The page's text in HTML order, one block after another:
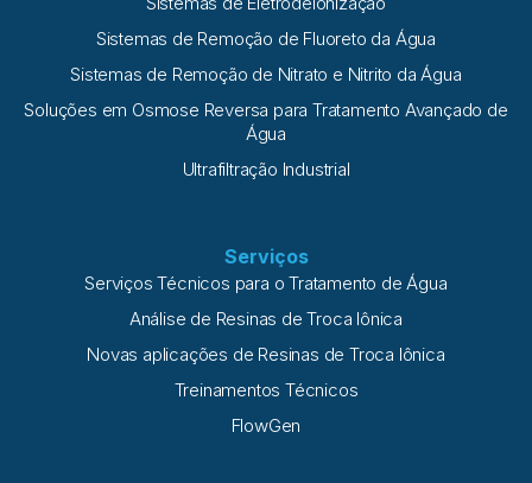
Sistemas de Remoção de Fluoreto da Água
Sistemas de Remoção de Nitrato e Nitrito da Água
Soluções em Osmose Reversa para Tratamento Avançado de
Água
Ultrafiltração Industrial
Serviços
Serviços Técnicos para o Tratamento de Água
Análise de Resinas de Troca Iônica
Novas aplicações de Resinas de Troca Iônica
Treinamentos Técnicos
FlowGen